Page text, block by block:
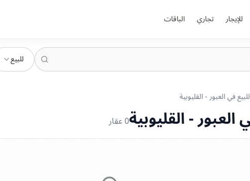
للإيجار تجاري الباقات
للبيع
في العبور - القليوبية
- القليوبية0عقار